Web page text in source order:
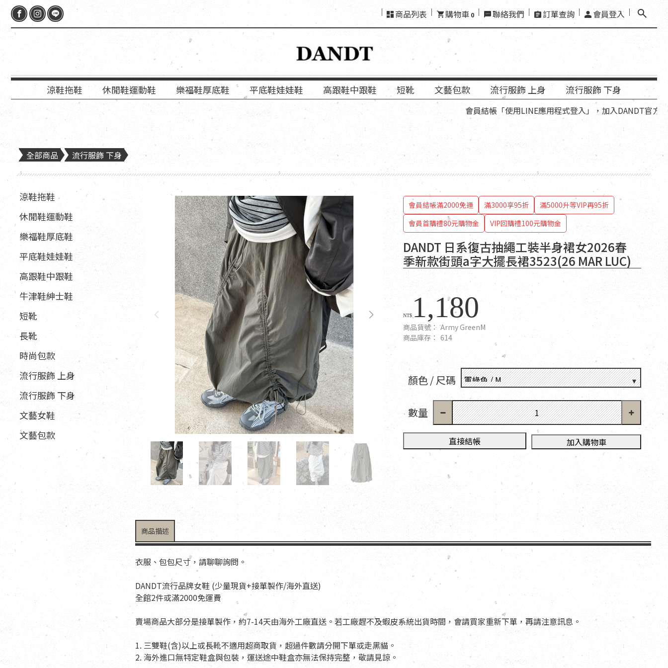
商品列表 購物車 0 聯絡我們 訂單查詢 會員登入
涼鞋拖鞋 休閒鞋運動鞋 樂福鞋厚底鞋 平底鞋娃娃鞋 高跟鞋中跟鞋 短靴 文藝包款 流行服飾 上身 流行服飾 下身
會員結帳「使用LINE應用程式登入」，加入DANDT官方LINE好友，
全部商品 流行服飾 下身
涼鞋拖鞋
休閒鞋運動鞋
樂福鞋厚底鞋
平底鞋娃娃鞋
高跟鞋中跟鞋
牛津鞋紳士鞋
短靴
長靴
時尚包款
流行服飾 上身
流行服飾 下身
文藝女鞋
文藝包款
DANDT 日系復古抽繩工裝半身裙女2026春
季新款街頭a字大擺長裙3523(26 MAR LUC)
會員結帳滿2000免運 滿3000享95折
滿5000升等VIP再95折
會員首購禮80元購物金
VIP回購禮100元購物金
NT$1,180
商品貨號： Army GreenM
商品庫存： 614
顏色 / 尺碼
數量
直接結帳 加入購物車
商品描述
衣服、包包尺寸，請聊聊詢問。
DANDT流行品牌女鞋 (少量現貨+接單製作/海外直送)
全館2件或滿2000免運費
賣場商品大部分是接單製作，約7-14天由海外工廠直送。若工廠趕不及蝦皮系統出貨時間，會請買家重新下單，再請注意訊息。
1. 三雙鞋(含)以上或長靴不適用超商取貨，超過件數請分開下單或走黑貓。
2. 海外進口無特定鞋盒與包裝，運送途中鞋盒亦無法保持完整，敬請見諒。